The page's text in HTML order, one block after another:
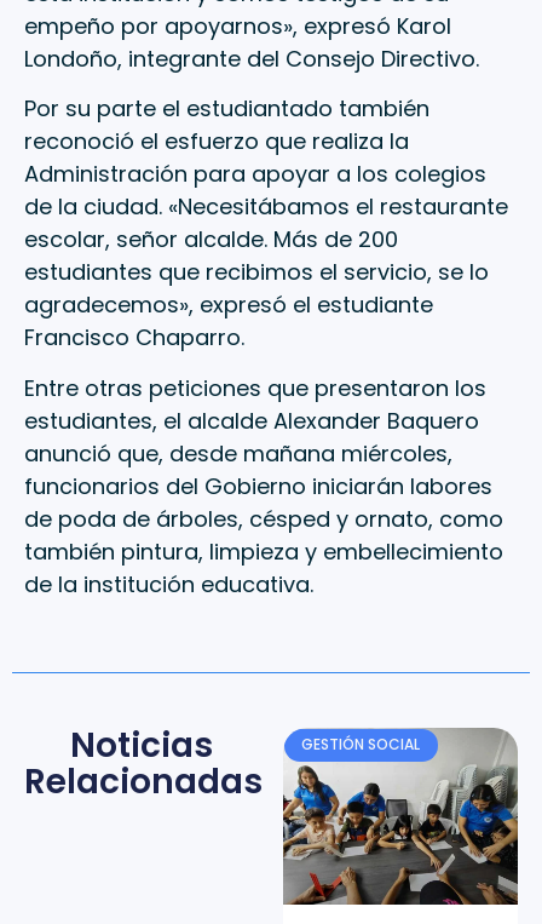
empeño por apoyarnos», expresó Karol
Londoño, integrante del Consejo Directivo.
Por su parte el estudiantado también
reconoció el esfuerzo que realiza la
Administración para apoyar a los colegios
de la ciudad. «Necesitábamos el restaurante
escolar, señor alcalde. Más de 200
estudiantes que recibimos el servicio, se lo
agradecemos», expresó el estudiante
Francisco Chaparro.
Entre otras peticiones que presentaron los
estudiantes, el alcalde Alexander Baquero
anunció que, desde mañana miércoles,
funcionarios del Gobierno iniciarán labores
de poda de árboles, césped y ornato, como
también pintura, limpieza y embellecimiento
de la institución educativa.
Noticias
Relacionadas
GESTIÓN SOCIAL